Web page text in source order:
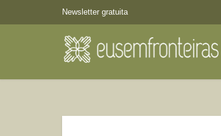
Newsletter gratuita